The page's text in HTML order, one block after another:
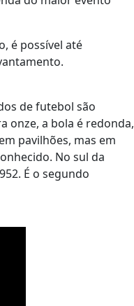
é possível até
de futebol são
onze, a bola é redonda,
pavilhões, mas em
No sul da
É o segundo